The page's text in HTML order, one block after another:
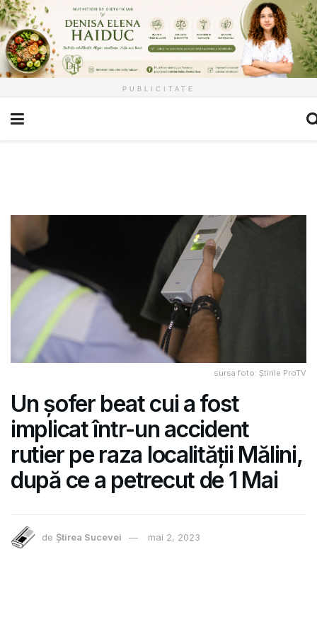
PUBLICITATE
sursa foto: Știrile ProTV
Un șofer beat cui a fost
implicat într-un accident
rutier pe raza localității Mălini,
după ce a petrecut de 1 Mai
de Știrea Sucevei mai 2, 2023